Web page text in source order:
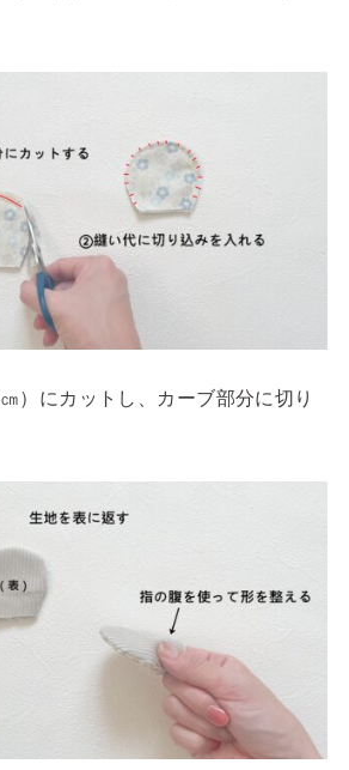
）にカットし、カーブ部分に切り